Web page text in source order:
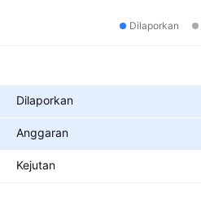
Dilaporkan
Dilaporkan
Anggaran
Kejutan